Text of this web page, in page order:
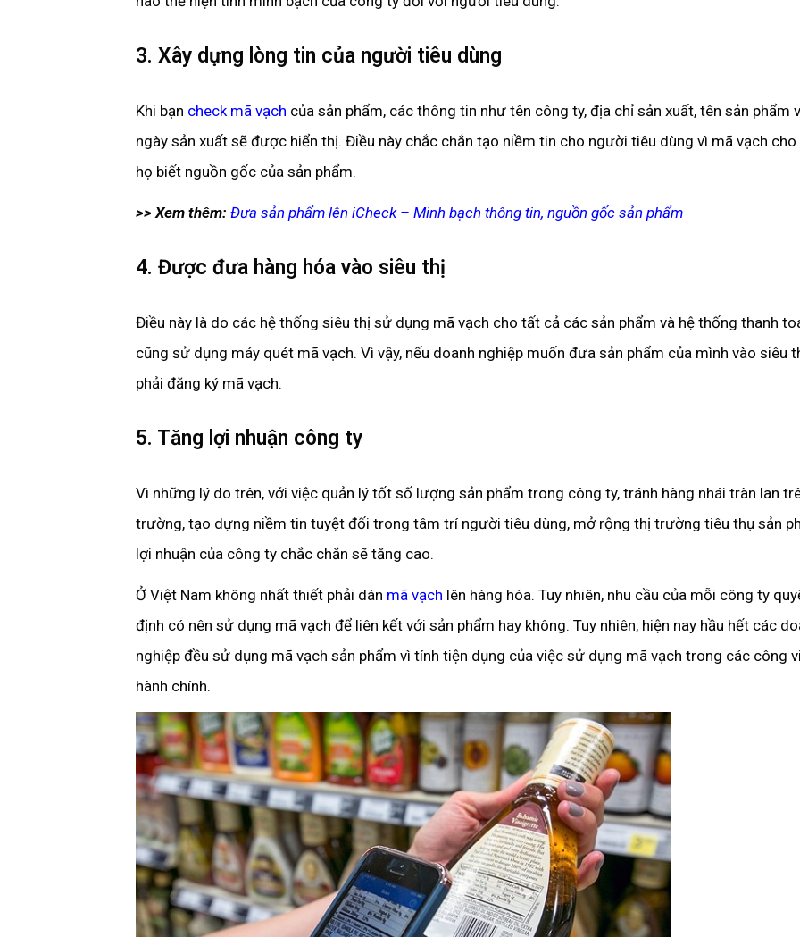
3. Xây dựng lòng tin của người tiêu dùng
Khi bạn check mã vạch của sản phẩm, các thông tin như tên công ty, địa chỉ sản xuất, tên sản phẩm
ngày sản xuất sẽ được hiển thị. Điều này chắc chắn tạo niềm tin cho người tiêu dùng vì mã vạch cho
họ biết nguồn gốc của sản phẩm.
>> Xem thêm: Đưa sản phẩm lên iCheck – Minh bạch thông tin, nguồn gốc sản phẩm
4. Được đưa hàng hóa vào siêu thị
Điều này là do các hệ thống siêu thị sử dụng mã vạch cho tất cả các sản phẩm và hệ thống thanh
cũng sử dụng máy quét mã vạch. Vì vậy, nếu doanh nghiệp muốn đưa sản phẩm của mình vào siêu
phải đăng ký mã vạch.
5. Tăng lợi nhuận công ty
Vì những lý do trên, với việc quản lý tốt số lượng sản phẩm trong công ty, tránh hàng nhái tràn lan
trường, tạo dựng niềm tin tuyệt đối trong tâm trí người tiêu dùng, mở rộng thị trường tiêu thụ sản
lợi nhuận của công ty chắc chắn sẽ tăng cao.
Ở Việt Nam không nhất thiết phải dán mã vạch lên hàng hóa. Tuy nhiên, nhu cầu của mỗi công ty
định có nên sử dụng mã vạch để liên kết với sản phẩm hay không. Tuy nhiên, hiện nay hầu hết các
nghiệp đều sử dụng mã vạch sản phẩm vì tính tiện dụng của việc sử dụng mã vạch trong các công
hành chính.